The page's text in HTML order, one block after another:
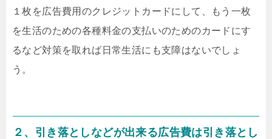
１枚を広告費用のクレジットカードにして、もう一枚
を生活のための各種料金の支払いのためのカードにす
るなど対策を取れば日常生活にも支障はないでしょ
う。
２、引き落としなどが出来る広告費は引き落とし